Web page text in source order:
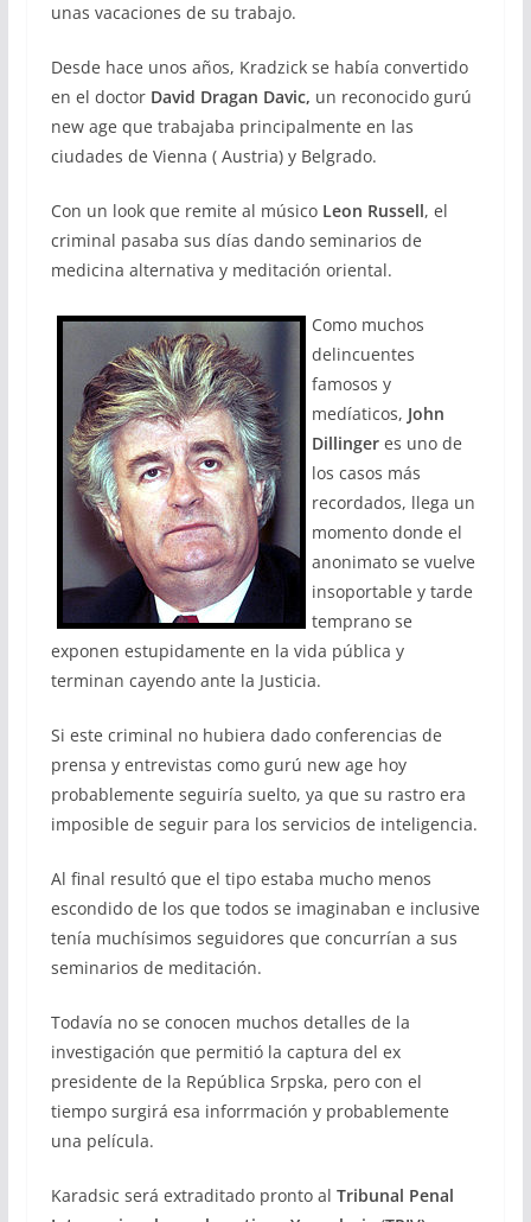
unas vacaciones de su trabajo.
Desde hace unos años, Kradzick se había convertido
en el doctorDavid Dragan Davic, un reconocido gurú
new age que trabajaba principalmente en las
ciudades de Vienna ( Austria) y Belgrado.
Con un look que remite al músico Leon Russell, el
criminal pasaba sus días dando seminarios de
medicina alternativa y meditación oriental.
Como muchos
delincuentes
famosos y
medíaticos, John
Dillingeres uno de
los casos más
recordados, llega un
momento donde el
anonimato se vuelve
insoportable y tarde
temprano se
exponen estupidamente en la vida pública y
terminan cayendo ante la Justicia.
Si este criminal no hubiera dado conferencias de
prensa y entrevistas como gurú new age hoy
probablemente seguiría suelto, ya que su rastro era
imposible de seguir para los servicios de inteligencia.
Al final resultó que el tipo estaba mucho menos
escondido de los que todos se imaginaban e inclusive
tenía muchísimos seguidores que concurrían a sus
seminarios de meditación.
Todavía no se conocen muchos detalles de la
investigación que permitió la captura del ex
presidente de la República Srpska, pero con el
tiempo surgirá esa inforrmación y probablemente
una película.
Karadsic será extraditado pronto al Tribunal Penal